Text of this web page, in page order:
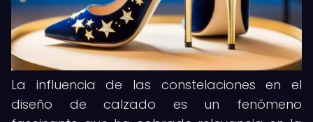
La influencia de las constelaciones en el
diseño de calzado es un fenómeno